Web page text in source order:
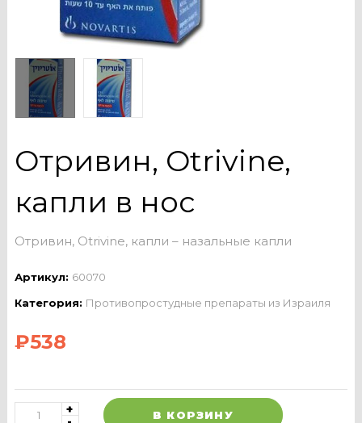
Отривин, Otrivine,
капли в нос
Отривин, Otrivine, капли – назальные капли
Артикул: 60070
Категория: Противопростудные препараты из Израиля
₽538
В КОРЗИНУ